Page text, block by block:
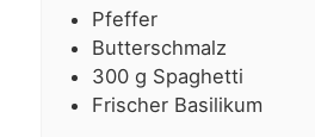
Pfeffer
Butterschmalz
300 g Spaghetti
Frischer Basilikum